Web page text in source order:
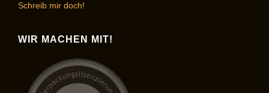
Schreib mir doch!
WIR MACHEN MIT!